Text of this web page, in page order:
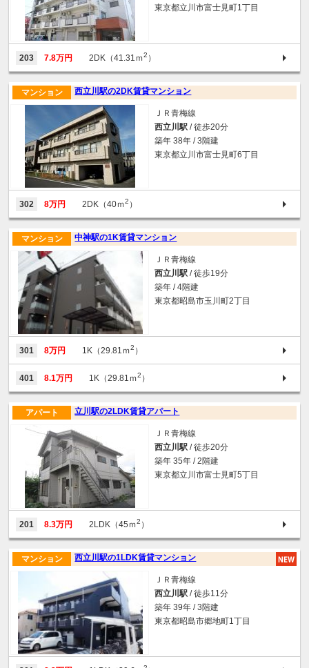
東京都立川市富士見町1丁目
203 7.8万円 2DK（41.31ｍ2 ）
西立川駅の2DK賃貸マンション
マンション
ＪＲ青梅線
西立川駅 / 徒歩20分
築年 38年 / 3階建
東京都立川市富士見町6丁目
302 8万円 2DK（40ｍ2 ）
中神駅の1K賃貸マンション
マンション
ＪＲ青梅線
西立川駅 / 徒歩19分
築年 / 4階建
東京都昭島市玉川町2丁目
301 8万円 1K（29.81ｍ2 ）
401 8.1万円 1K（29.81ｍ2 ）
立川駅の2LDK賃貸アパート
アパート
ＪＲ青梅線
西立川駅 / 徒歩20分
築年 35年 / 2階建
東京都立川市富士見町5丁目
201 8.3万円 2LDK（45ｍ2 ）
西立川駅の1LDK賃貸マンション
マンション
ＪＲ青梅線
西立川駅 / 徒歩11分
築年 39年 / 3階建
東京都昭島市郷地町1丁目